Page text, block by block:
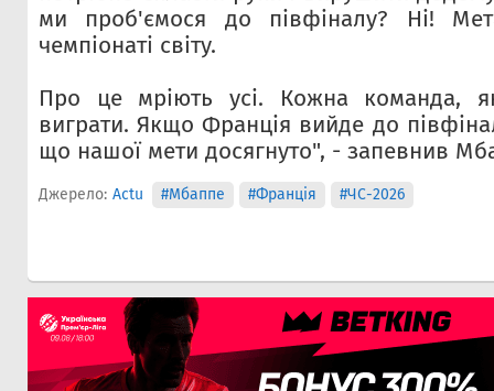
ми проб'ємося до півфіналу? Ні!
чемпіонаті світу.
Про це мріють усі. Кожна команда,
виграти. Якщо Франція вийде до
що нашої мети досягнуто", - запевнив
Джерело: Actu #Мбаппе #Франція #ЧС-2026